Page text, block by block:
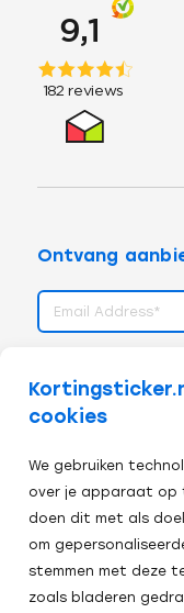
cookies
We gebruiken
over je apparaat op
doen dit met als
om
stemmen met deze
zoals bladeren
Ontvang